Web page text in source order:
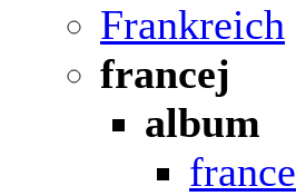
Frankreich
francej
album
france